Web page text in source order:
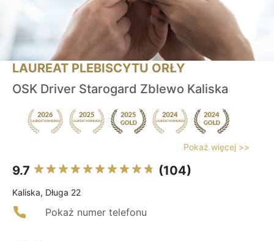
LAUREAT PLEBISCYTU ORŁY
OSK Driver Starogard Zblewo Kaliska
Pokaż więcej >>
9.7 (104)
Kaliska, Długa 22
Pokaż numer telefonu